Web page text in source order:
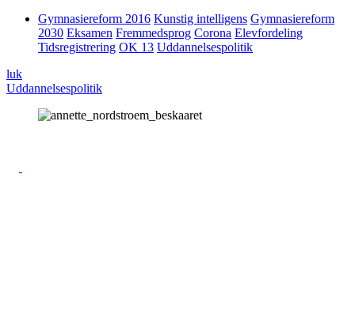
Gymnasiereform 2016 Kunstig intelligens Gymnasiereform
2030 Eksamen Fremmedsprog Corona Elevfordeling
Tidsregistrering OK 13 Uddannelsespolitik
luk
Uddannelsespolitik